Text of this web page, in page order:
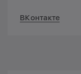
ВКонтакте